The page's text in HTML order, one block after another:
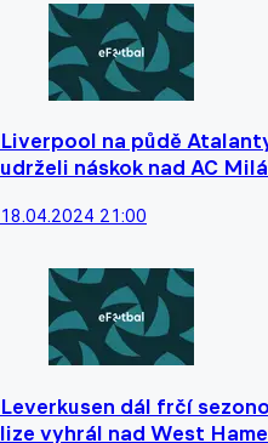
Liverpool na půdě
udrželi náskok nad AC
18.04.2024 21:00
Leverkusen dál frčí
lize vyhrál nad West